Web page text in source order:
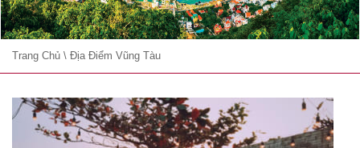
Trang Chủ \ Địa Điểm Vũng Tàu